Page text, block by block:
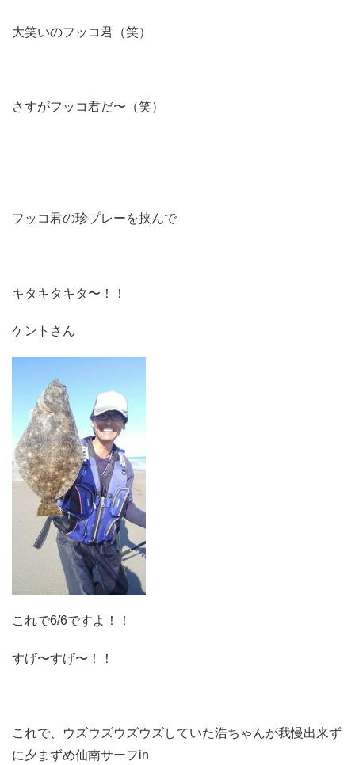
大笑いのフッコ君（笑）
さすがフッコ君だ〜（笑）
フッコ君の珍プレーを挟んで
キタキタキタ〜！！
ケントさん
これで6/6ですよ！！
すげ〜すげ〜！！
これで、ウズウズウズウズしていた浩ちゃんが我慢出来ず
に夕まずめ仙南サーフin